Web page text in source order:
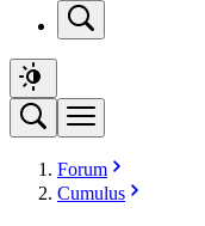
Forum
Cumulus